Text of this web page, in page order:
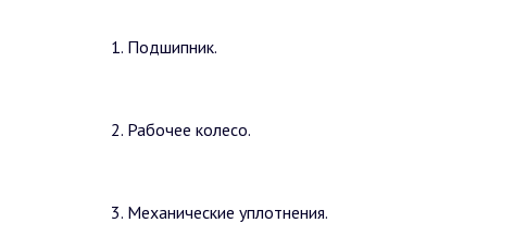
1. Подшипник.
2. Рабочее колесо.
3. Механические уплотнения.